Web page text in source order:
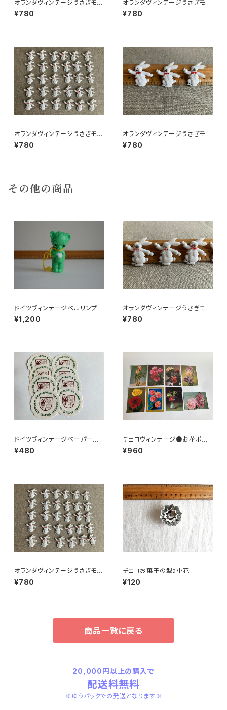
オランダヴィンテージうさぎモチ
ーフプラパーツ30個セットNo15
1
¥780
オランダヴィンテージうさぎモチ
ーフプラパーツ30個セットa5
¥780
オランダヴィンテージうさぎモチ
ーフプラパーツ30個セットc9
¥780
オランダヴィンテージうさぎモチ
ーフプラパーツ30個セットNo6
¥780
その他の商品
ドイツヴィンテージベルリンプラ
ベア緑176
¥1,200
オランダヴィンテージうさぎモチ
ーフプラパーツ30個セットb6
¥780
ドイツヴィンテージペーパーコ
ースター8枚組●HO
¥480
チェコヴィンテージ●お花ポスト
カード8枚組
¥960
オランダヴィンテージうさぎモチ
ーフプラパーツ30個セットNo16
4
¥780
チェコお菓子の型a小花
¥120
商品一覧に戻る
20,000円以上の購入で
配送料無料
※ゆうパックでの発送となります※